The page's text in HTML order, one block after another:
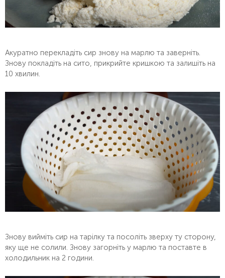
Акуратно перекладіть сир знову на марлю та заверніть.
Знову покладіть на сито, прикрийте кришкою та залишіть на
10 хвилин.
Знову вийміть сир на тарілку та посоліть зверху ту сторону,
яку ще не солили. Знову загорніть у марлю та поставте в
холодильник на 2 години.